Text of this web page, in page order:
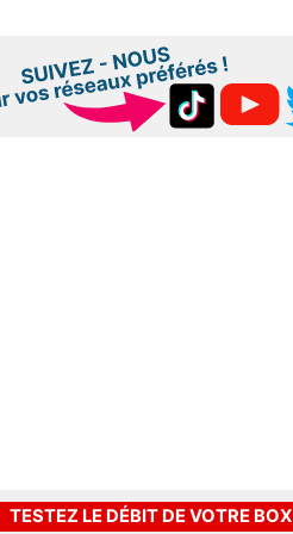
TESTEZ LE DÉBIT DE VOTRE BOX